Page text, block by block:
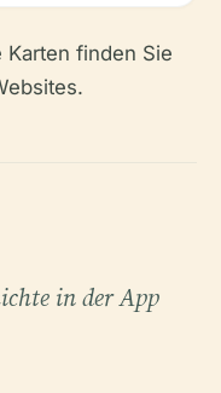
finden Sie
in der App